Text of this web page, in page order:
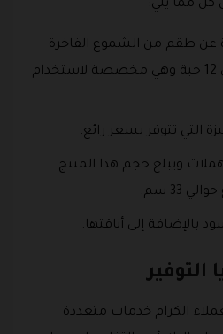
كل مما يلي:
عن طقم من الشموع الفاخرة
حيث يبلغ عددهم حوالي 12 حبة وهي مخصصة لاستخدام
التي تتوفر بسعر رائع.
ويبلغ حجم هذا المنتج
بالإضافة إلى أناقتها.
التوفير
الكرام خدمات متعددة